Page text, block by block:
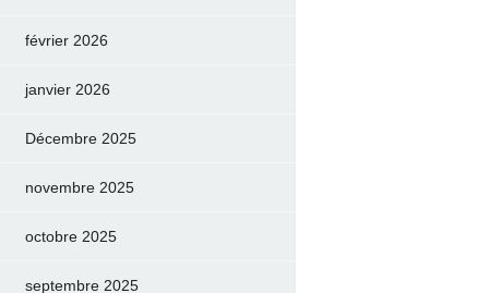
février 2026
janvier 2026
Décembre 2025
novembre 2025
octobre 2025
septembre 2025